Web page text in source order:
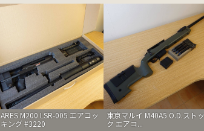
ARES M200 LSR-005 エアコッ
キング #3220
東京マルイ M40A5 O.D.ストッ
ク エアコ...